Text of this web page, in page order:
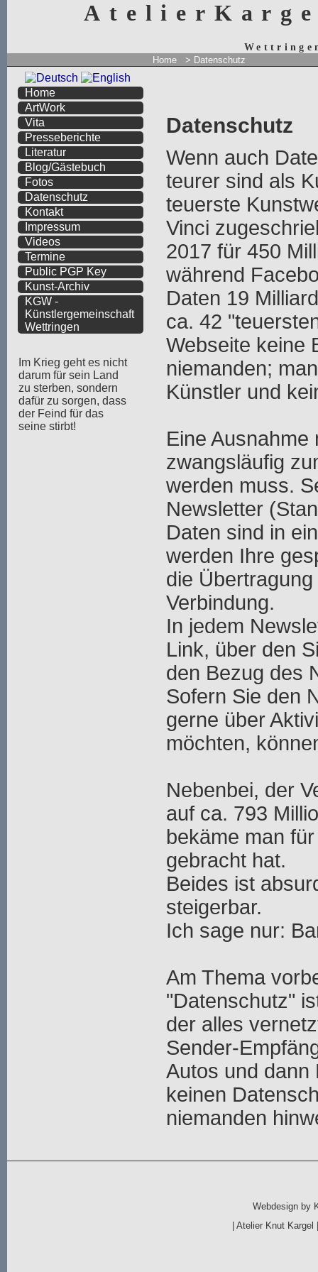
Home > Datenschutz
Datenschutz
Wenn auch
teurer sind als
teuerste
Vinci
2017 für 450
während
Daten 19
ca. 42
Webseite keine
niemanden;
Künstler und
Eine
zwangsläufig
werden muss.
Newsletter
Daten sind in
werden Ihre
die
Verbindung.
In jedem
Link, über den
den Bezug des
Sofern Sie den
gerne über
möchten,
Nebenbei, der
auf ca. 793
bekäme man
gebracht hat.
Beides ist
steigerbar.
Ich sage nur:
Am Thema
"Datenschutz"
der alles
Sender-
Autos und dann
keinen
niemanden
Home
ArtWork
Vita
Presseberichte
Literatur
Blog/Gästebuch
Fotos
Datenschutz
Kontakt
Impressum
Videos
Termine
Public PGP Key
Kunst-Archiv
KGW -
Künstlergemeinschaft
Wettringen
Im Krieg geht es nicht
darum für sein Land
zu sterben, sondern
dafür zu sorgen, dass
der Feind für das
seine stirbt!
Webdesign by
|Atelier Knut Kargel